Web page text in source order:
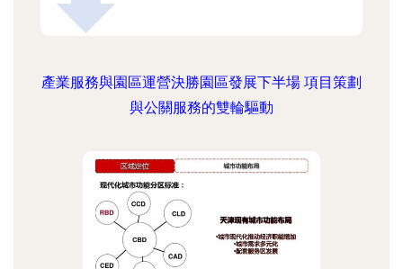
產業服務與園區運營決勝園區發展下半場 項目策劃
與公關服務的雙輪驅動